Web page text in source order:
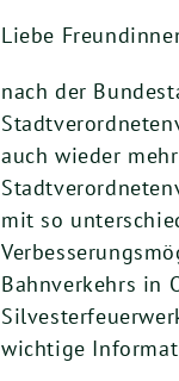
Liebe
nach der
auch wieder
mit so
Bahnverkehrs in
wichtige